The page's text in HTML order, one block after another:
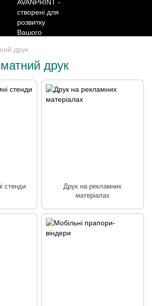
друк
друк
стенди
Друк на рекламних
матеріалах